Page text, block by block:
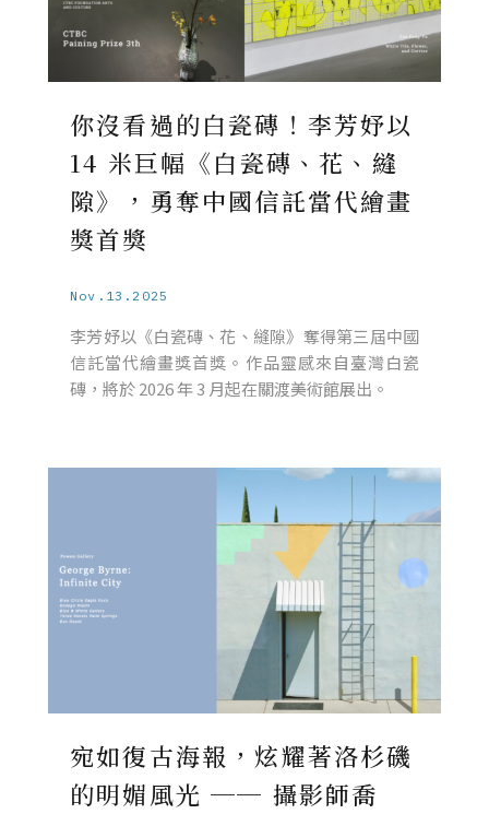
你沒看過的白瓷磚！李芳妤以
14 米巨幅《白瓷磚、花、縫
隙》，勇奪中國信託當代繪畫
獎首獎
Nov.13.2025
李芳妤以《白瓷磚、花、縫隙》奪得第三屆中國
信託當代繪畫獎首獎。作品靈感來自臺灣白瓷
磚，將於 2026 年 3 月起在關渡美術館展出。
宛如復古海報，炫耀著洛杉磯
的明媚風光 ── 攝影師喬